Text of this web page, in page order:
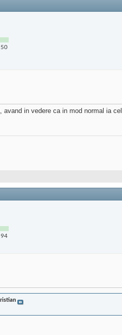
50
avand in vedere ca in mod normal ia
94